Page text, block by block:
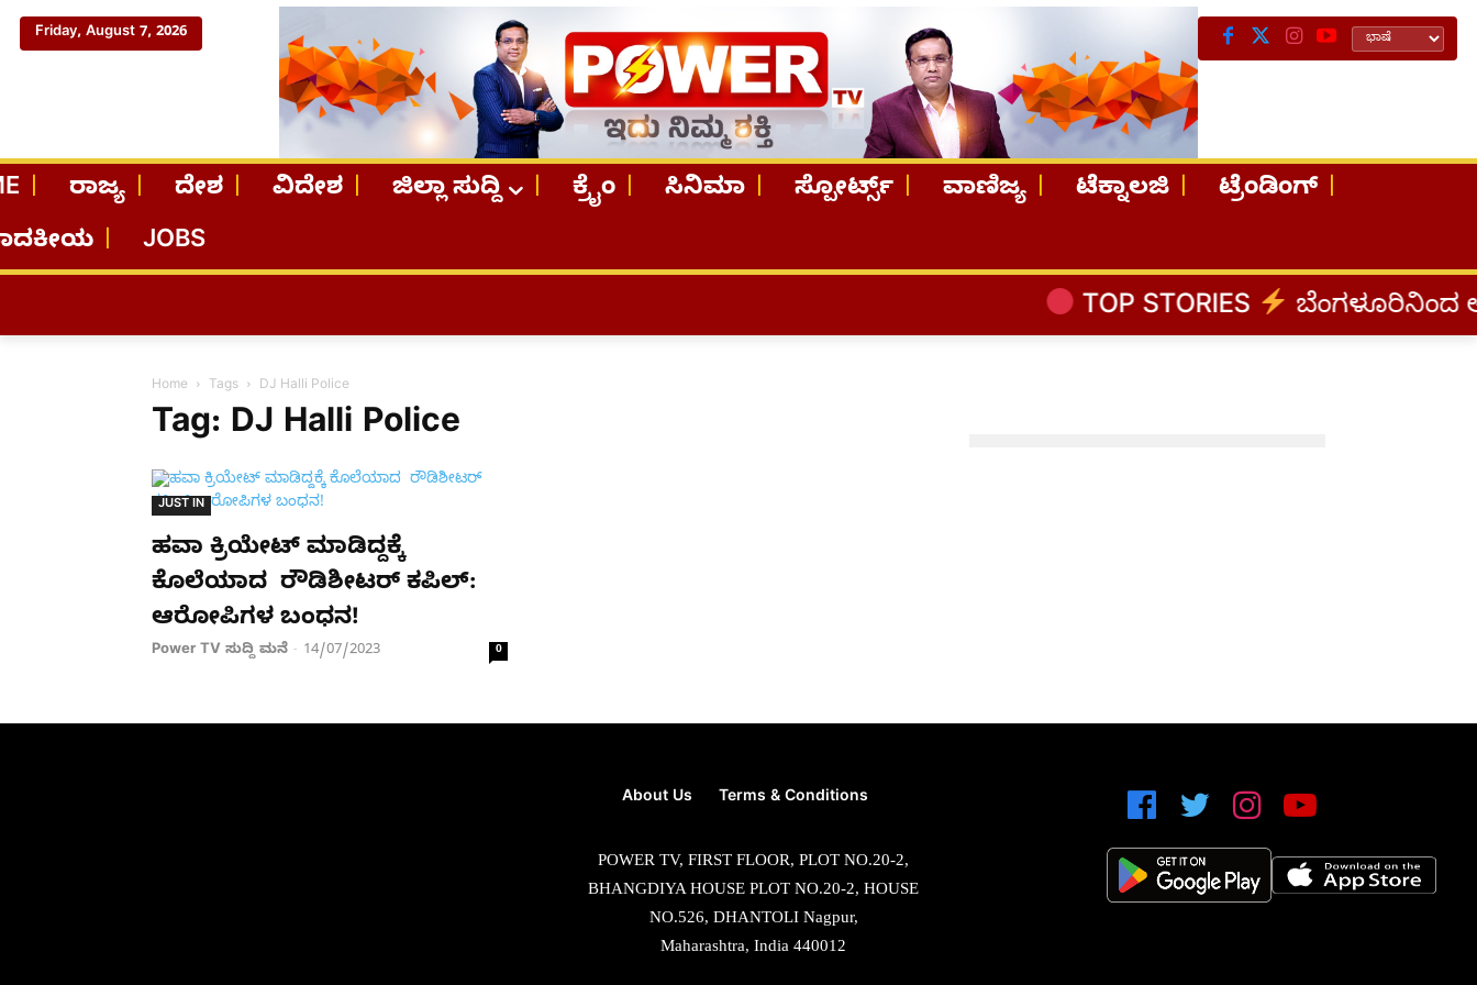
Friday, August 7, 2026
ರಾಜ್ಯ ದೇಶ ವಿದೇಶ ಜಿಲ್ಲಾ ಸುದ್ದಿ ಕ್ರೈಂ ಸಿನಿಮಾ ಸ್ಪೋರ್ಟ್ಸ್ ವಾಣಿಜ್ಯ ಟೆಕ್ನಾಲಜಿ
ಟ್ರೆಂಡಿಂಗ್
JOBS
TOP STORIES ಬೆಂಗಳೂರಿನಿಂದ
Home Tags DJ Halli Police
Tag: DJ Halli Police
JUST IN
ಹವಾ ಕ್ರಿಯೇಟ್​ ಮಾಡಿದ್ದಕ್ಕೆ
ಕೊಲೆಯಾದ ರೌಡಿಶೀಟರ್​ ಕಪಿಲ್:
ಆರೋಪಿಗಳ ಬಂಧನ!
Power TV ಸುದ್ದಿ ಮನೆ - 14/07/2023 0
About Us Terms & Conditions
POWER TV, FIRST FLOOR, PLOT NO.20-2,
BHANGDIYA HOUSE PLOT NO.20-2, HOUSE
NO.526, DHANTOLI Nagpur,
Maharashtra, India 440012